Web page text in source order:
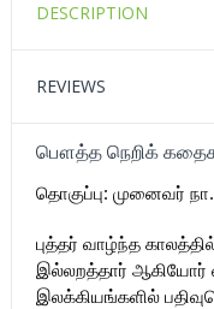
DESCRIPTION
REVIEWS
பௌத்த நெறிக்
தொகுப்பு: முனைவர்
புத்தர் வாழ்ந்த
இல்லறத்தார் ஆகியோர்
இலக்கியங்களில்